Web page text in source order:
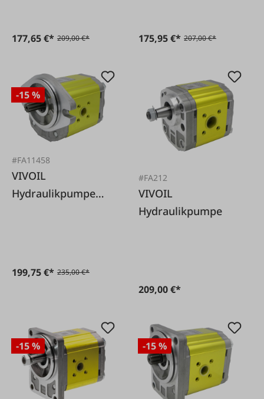
177,65 €* 209,00 €* 175,95 €* 207,00 €*
-15 %
#FA11458
VIVOIL
Hydraulikpumpe
199,75 €* 235,00 €*
#FA212
VIVOIL
Hydraulikpumpe
209,00 €*
-15 % -15 %